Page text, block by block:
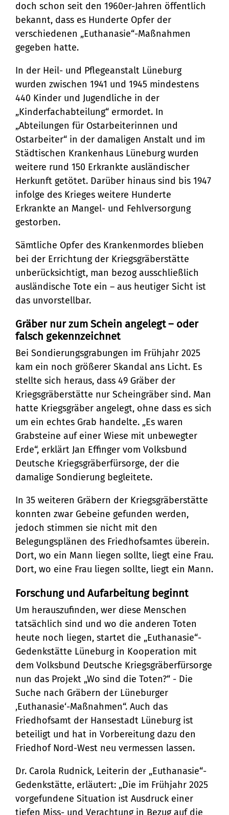
doch schon seit den 1960er-Jahren öffentlich
bekannt, dass es Hunderte Opfer der
verschiedenen „Euthanasie“-Maßnahmen
gegeben hatte.
In der Heil- und Pflegeanstalt Lüneburg
wurden zwischen 1941 und 1945 mindestens
440 Kinder und Jugendliche in der
„Kinderfachabteilung“ ermordet. In
„Abteilungen für Ostarbeiterinnen und
Ostarbeiter“ in der damaligen Anstalt und im
Städtischen Krankenhaus Lüneburg wurden
weitere rund 150 Erkrankte ausländischer
Herkunft getötet. Darüber hinaus sind bis 1947
infolge des Krieges weitere Hunderte
Erkrankte an Mangel- und Fehlversorgung
gestorben.
Sämtliche Opfer des Krankenmordes blieben
bei der Errichtung der Kriegsgräberstätte
unberücksichtigt, man bezog ausschließlich
ausländische Tote ein – aus heutiger Sicht ist
das unvorstellbar.
Gräber nur zum Schein angelegt – oder
falsch gekennzeichnet
Bei Sondierungsgrabungen im Frühjahr 2025
kam ein noch größerer Skandal ans Licht. Es
stellte sich heraus, dass 49 Gräber der
Kriegsgräberstätte nur Scheingräber sind. Man
hatte Kriegsgräber angelegt, ohne dass es sich
um ein echtes Grab handelte. „Es waren
Grabsteine auf einer Wiese mit unbewegter
Erde“, erklärt Jan Effinger vom Volksbund
Deutsche Kriegsgräberfürsorge, der die
damalige Sondierung begleitete.
In 35 weiteren Gräbern der Kriegsgräberstätte
konnten zwar Gebeine gefunden werden,
jedoch stimmen sie nicht mit den
Belegungsplänen des Friedhofsamtes überein.
Dort, wo ein Mann liegen sollte, liegt eine Frau.
Dort, wo eine Frau liegen sollte, liegt ein Mann.
Forschung und Aufarbeitung beginnt
Um herauszufinden, wer diese Menschen
tatsächlich sind und wo die anderen Toten
heute noch liegen, startet die „Euthanasie“-
Gedenkstätte Lüneburg in Kooperation mit
dem Volksbund Deutsche Kriegsgräberfürsorge
nun das Projekt „Wo sind die Toten?“ - Die
Suche nach Gräbern der Lüneburger
‚Euthanasie‘-Maßnahmen“. Auch das
Friedhofsamt der Hansestadt Lüneburg ist
beteiligt und hat in Vorbereitung dazu den
Friedhof Nord-West neu vermessen lassen.
Dr. Carola Rudnick, Leiterin der „Euthanasie“-
Gedenkstätte, erläutert: „Die im Frühjahr 2025
vorgefundene Situation ist Ausdruck einer
tiefen Miss- und Verachtung in Bezug auf die